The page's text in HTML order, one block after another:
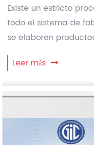
Existe un estricto
todo el sistema de
se elaboren
Leer más